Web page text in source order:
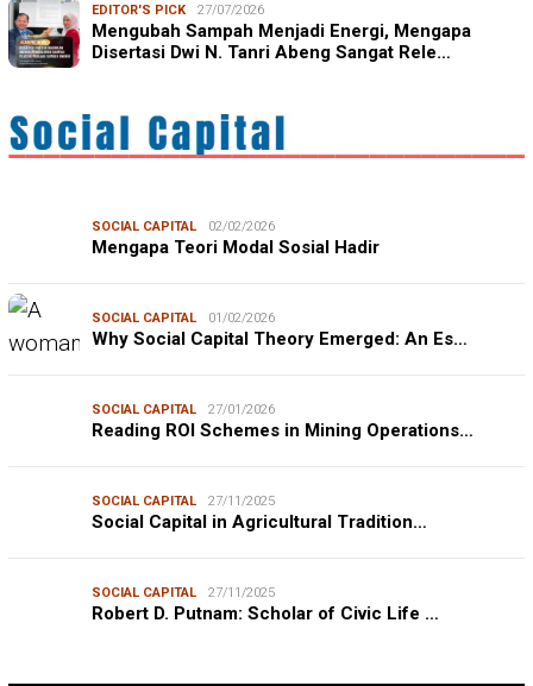
EDITOR'S PICK 27/07/2026
Mengubah Sampah Menjadi Energi, Mengapa
Disertasi Dwi N. Tanri Abeng Sangat Rele…
SOCIAL CAPITAL 02/02/2026
Mengapa Teori Modal Sosial Hadir
SOCIAL CAPITAL 01/02/2026
Why Social Capital Theory Emerged: An Es…
SOCIAL CAPITAL 27/01/2026
Reading ROI Schemes in Mining Operations…
SOCIAL CAPITAL 27/11/2025
Social Capital in Agricultural Tradition…
SOCIAL CAPITAL 27/11/2025
Robert D. Putnam: Scholar of Civic Life …